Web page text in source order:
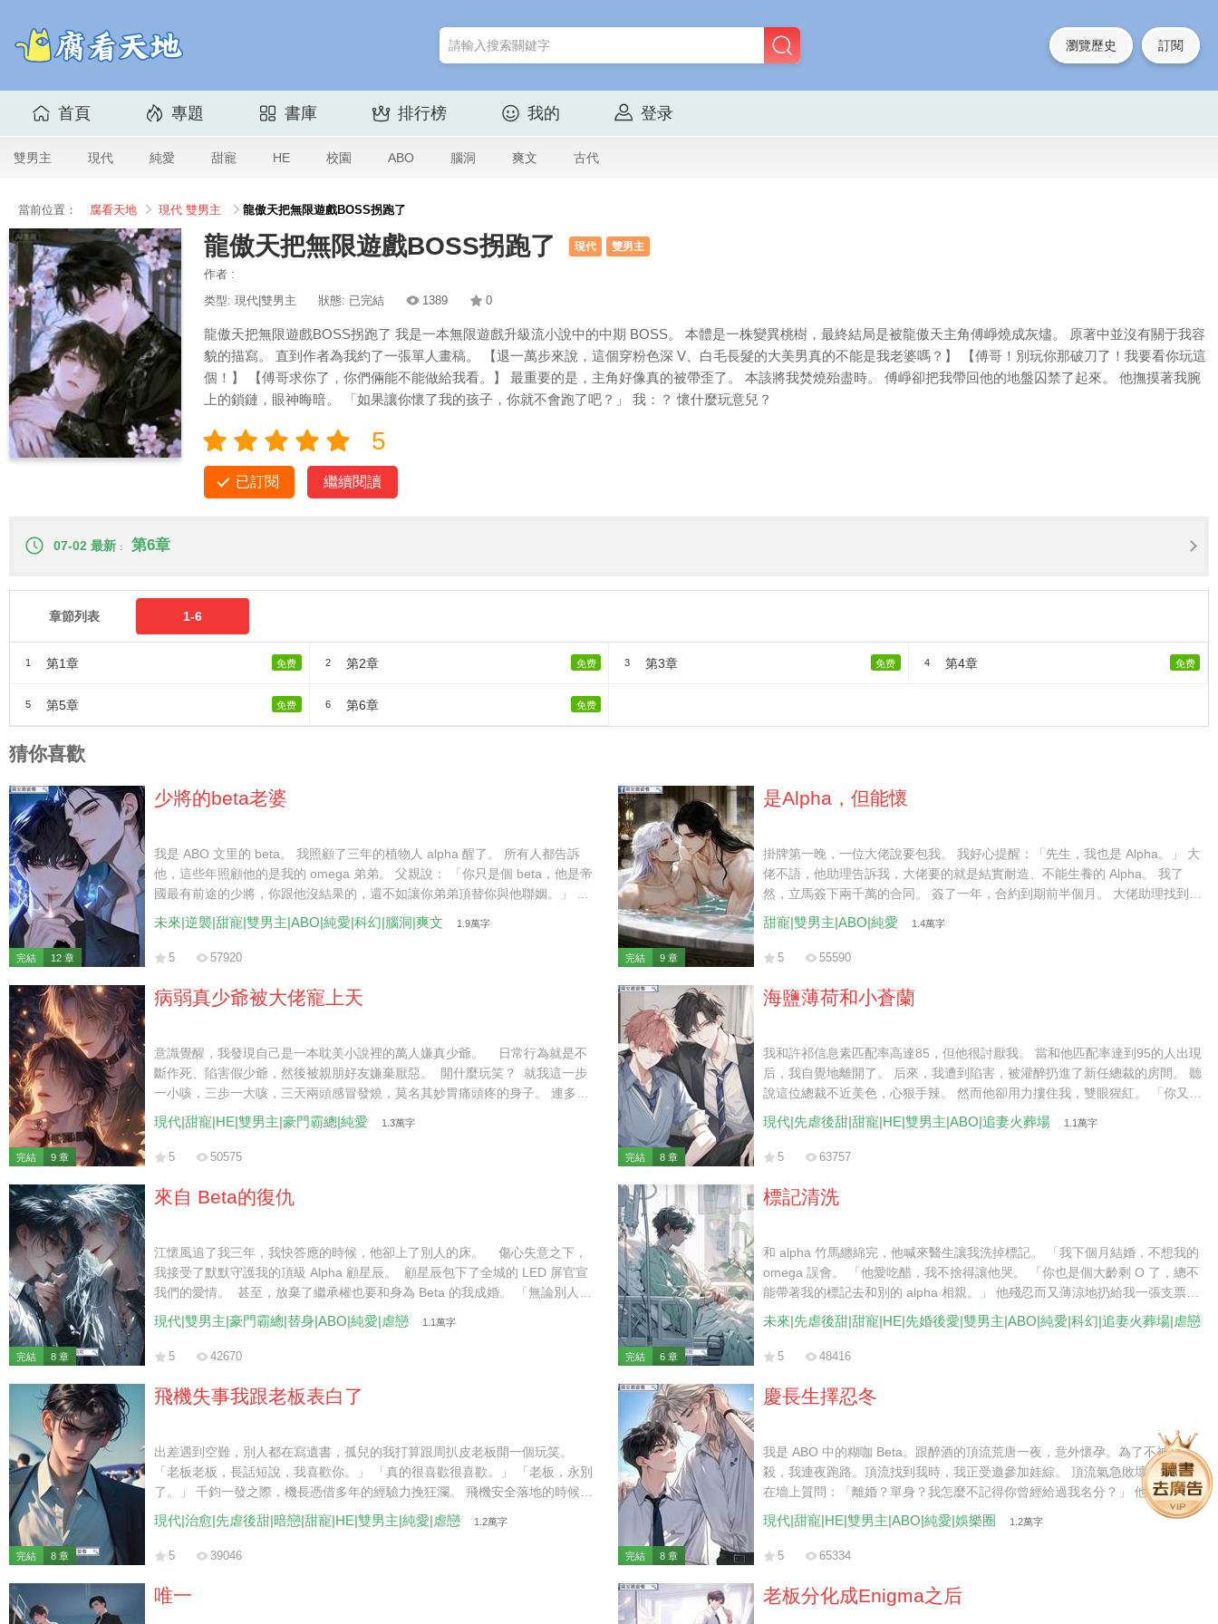
瀏覽歷史 訂閱
首頁 專題 書庫 排行榜 我的 登录
雙男主 現代 純愛 甜寵 HE 校園 ABO 腦洞 爽文 古代
當前位置： 腐看天地 現代 雙男主 龍傲天把無限遊戲BOSS拐跑了
龍傲天把無限遊戲BOSS拐跑了 現代 雙男主
作者 :
类型: 現代|雙男主 狀態: 已完結 1389 0
龍傲天把無限遊戲BOSS拐跑了 我是一本無限遊戲升級流小說中的中期 BOSS。 本體是一株變異桃樹，最終結局是被龍傲天主角傅崢燒成灰燼。 原著中並沒有關于我容
貌的描寫。 直到作者為我約了一張單人畫稿。 【退一萬步來說，這個穿粉色深 V、白毛長髮的大美男真的不能是我老婆嗎？】 【傅哥！別玩你那破刀了！我要看你玩這
個！】 【傅哥求你了，你們倆能不能做給我看。】 最重要的是，主角好像真的被帶歪了。 本該將我焚燒殆盡時。 傅崢卻把我帶回他的地盤囚禁了起來。 他撫摸著我腕
上的鎖鏈，眼神晦暗。 「如果讓你懷了我的孩子，你就不會跑了吧？」 我：？ 懷什麼玩意兒？
5
已訂閱 繼續閱讀
07-02 最新 第6章
章節列表 1-6
1 第1章 免费 2 第2章 免费 3 第3章 免费 4 第4章 免费
5 第5章 免费 6 第6章 免费
猜你喜歡
完結 12 章
少將的beta老婆
我是 ABO 文里的 beta。 我照顧了三年的植物人 alpha 醒了。 所有人都告訴
他，這些年照顧他的是我的 omega 弟弟。 父親說： 「你只是個 beta，他是帝
國最有前途的少將，你跟他沒結果的，還不如讓你弟弟頂替你與他聯姻。」 我
忍辱負重地離開。 后來，少將卻對我說：「如果是你，我倒挺樂意的。」
未來|逆襲|甜寵|雙男主|ABO|純愛|科幻|腦洞|爽文 1.9萬字
5 57920 完結 9 章
是Alpha，但能懷
掛牌第一晚，一位大佬說要包我。 我好心提醒：「先生，我也是 Alpha。」 大
佬不語，他助理告訴我，大佬要的就是結實耐造、不能生養的 Alpha。 我了
然，立馬簽下兩千萬的合同。 簽了一年，合約到期前半個月。 大佬助理找到
我：「再續兩年。」 我委婉拒絕：「還是不了。」 肚子不爭氣，懷了。
甜寵|雙男主|ABO|純愛 1.4萬字
5 55590
完結 9 章
病弱真少爺被大佬寵上天
意識覺醒，我發現自己是一本耽美小說裡的萬人嫌真少爺。 日常行為就是不
斷作死、陷害假少爺，然後被親朋好友嫌棄厭惡。 開什麼玩笑？ 就我這一步
一小咳，三步一大咳，三天兩頭感冒發燒，莫名其妙胃痛頭疼的身子。 連多動
一下我都嫌費力，更別提去針對人了。 此後我打定主意，躺平任嘲，混吃等
死，只希望能舒舒坦坦度過接下來的日子。 後來，曾經厭惡我的家人都求著我
回家去。 而那位隱藏身份的大佬，熟練地屈膝跪地，手掌撫上我冰涼的腳踝：
現代|甜寵|HE|雙男主|豪門霸總|純愛 1.3萬字
5 50575 完結 8 章
海鹽薄荷和小蒼蘭
我和許祁信息素匹配率高達85，但他很討厭我。 當和他匹配率達到95的人出現
后，我自覺地離開了。 后來，我遭到陷害，被灌醉扔進了新任總裁的房間。 聽
說這位總裁不近美色，心狠手辣。 然而他卻用力摟住我，雙眼猩紅。 「你又想
逃到哪里去？」
現代|先虐後甜|甜寵|HE|雙男主|ABO|追妻火葬場 1.1萬字
5 63757
完結 8 章
來自 Beta的復仇
江懷風追了我三年，我快答應的時候，他卻上了別人的床。 傷心失意之下，
我接受了默默守護我的頂級 Alpha 顧星辰。 顧星辰包下了全城的 LED 屏官宣
我們的愛情。 甚至，放棄了繼承權也要和身為 Beta 的我成婚。 「無論別人怎
麼看你，你都是我心中最珍視的一葉扁舟。」 于是，我決定接受腺體改造，想
為他留下子嗣。 然而，在即將簽訂胚胎移植的協議書時，顧星辰卻失蹤了。 我
找到他時，卻聽到他不屑地跟別人說： 「如果不是因為江懷風，我連看他一
現代|雙男主|豪門霸總|替身|ABO|純愛|虐戀 1.1萬字
5 42670 完結 6 章
標記清洗
和 alpha 竹馬纏綿完，他喊來醫生讓我洗掉標記。 「我下個月結婚，不想我的
omega 誤會。 「他愛吃醋，我不捨得讓他哭。 「你也是個大齡剩 O 了，總不
能帶著我的標記去和別的 alpha 相親。」 他殘忍而又薄涼地扔給我一張支票。
「你跟了我那麼久，我不會委屈了你。 「我結婚那天會給你發請帖，記得來吃
席。」
未來|先虐後甜|甜寵|HE|先婚後愛|雙男主|ABO|純愛|科幻|追妻火葬場|虐戀
5 48416
完結 8 章
飛機失事我跟老板表白了
出差遇到空難，別人都在寫遺書，孤兒的我打算跟周扒皮老板開一個玩笑。
「老板老板，長話短說，我喜歡你。」 「真的很喜歡很喜歡。」 「老板，永別
了。」 千鈞一發之際，機長憑借多年的經驗力挽狂瀾。 飛機安全落地的時候我
還在恍惚。 直到看到被一排黑衣保鏢簇擁的老板血紅著眼睛奔向了我。
現代|治愈|先虐後甜|暗戀|甜寵|HE|雙男主|純愛|虐戀 1.2萬字
5 39046 完結 8 章
慶長生擇忍冬
我是 ABO 中的糊咖 Beta。跟醉酒的頂流荒唐一夜，意外懷孕。為了不被封
殺，我連夜跑路。頂流找到我時，我正受邀參加娃綜。 頂流氣急敗壞地將我抵
在墻上質問：「離婚？單身？我怎麼不記得你曾經給過我名分？」 他的信息素
外泄，擾得工作人員戰戰兢兢。 我輕描淡寫地拂開他的手，抱起年年，淡聲抬
眸：「陸先生，請收斂一點，你讓我的孩子受驚了。」 他氣笑了，好整以暇地
往鏡頭前一坐：「明眼人都看得出來，年年是我們的孩子。」 看著如同一個模
現代|甜寵|HE|雙男主|ABO|純愛|娛樂圈 1.2萬字
5 65334
唯一 老板分化成Enigma之后